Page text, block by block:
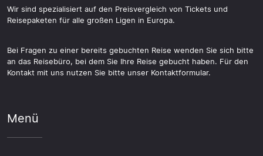
Wir sind spezialisiert auf den Preisvergleich von Tickets und
Reisepaketen für alle großen Ligen in Europa.
Bei Fragen zu einer bereits gebuchten Reise wenden Sie sich bitte
an das Reisebüro, bei dem Sie Ihre Reise gebucht haben. Für den
Kontakt mit uns nutzen Sie bitte unser Kontaktformular.
Menü